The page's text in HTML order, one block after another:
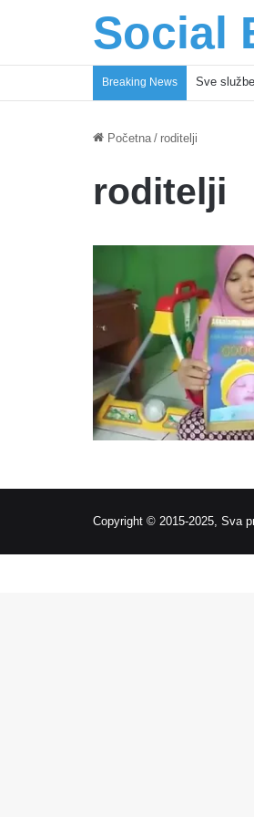
Social
Breaking News Sve
Početna / roditelji
roditelji
Copyright © 2015-2025, Sva